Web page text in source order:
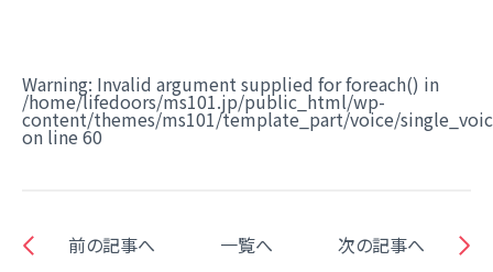
Warning: Invalid argument supplied for foreach() in
/home/lifedoors/ms101.jp/public_html/wp-
content/themes/ms101/template_part/voice/
on line 60
前の記事へ 一覧へ 次の記事へ